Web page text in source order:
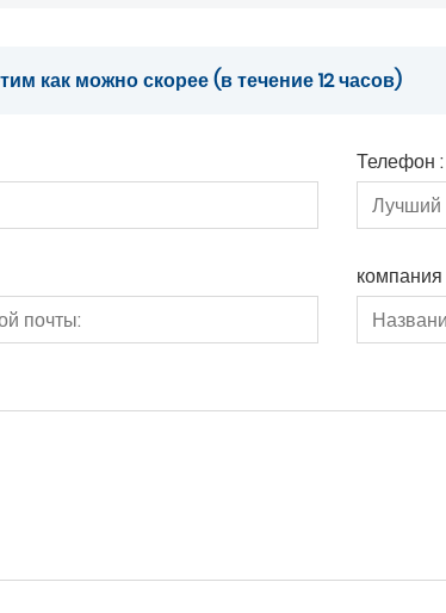
как можно скорее (в течение 12 часов)
Телефон :
компания